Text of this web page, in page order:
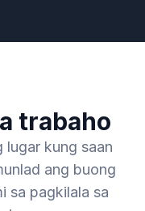
trabaho
lugar kung saan
ang buong
sa pagkilala sa